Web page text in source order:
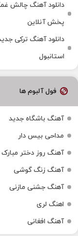
دانلود آهنگ چالش
پخش آنلاین
دانلود آهنگ ترکی
استانبول
فول آلبوم ها
آهنگ باشگاه جدید
مداحی بیس دار
آهنگ روز دختر مبارک
آهنگ زنگ گوشی
آهنگ جشنی مازنی
اهنگ لری
آهنگ افغانی